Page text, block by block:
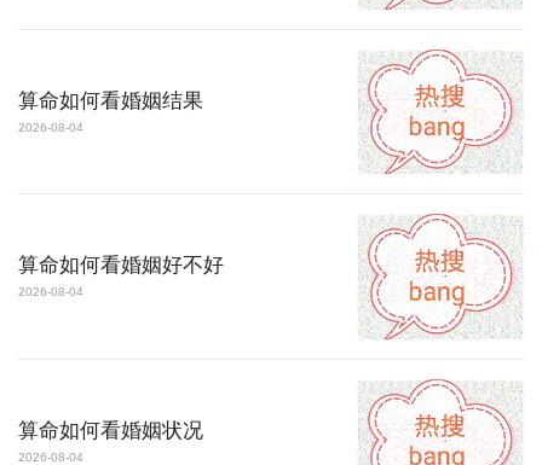
算命如何看婚姻结果
2026-08-04
算命如何看婚姻好不好
2026-08-04
算命如何看婚姻状况
2026-08-04